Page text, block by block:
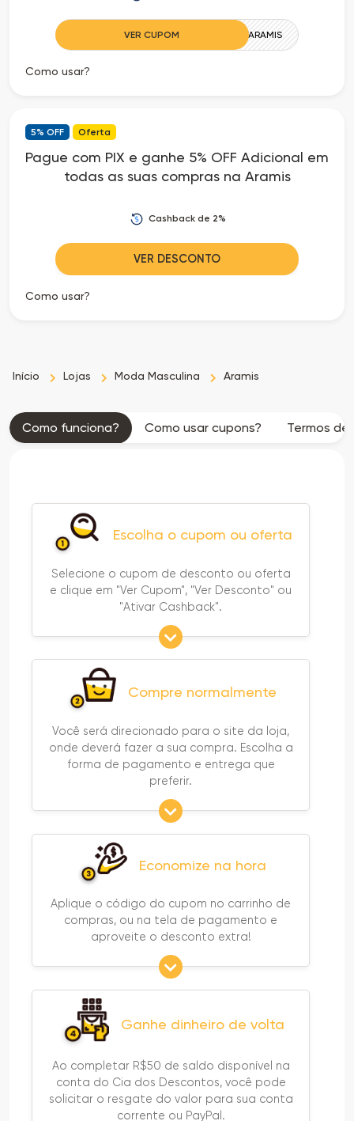
VER CUPOM BESTFRIDAYARAMIS
Como usar?
5% OFF Oferta
Pague com PIX e ganhe 5% OFF Adicional em
todas as suas compras na Aramis
Cashback de 2%
VER DESCONTO
Como usar?
Início Lojas Moda Masculina Aramis
Como funciona? Como usar cupons? Termos de
Escolha o cupom ou oferta
Selecione o cupom de desconto ou oferta
e clique em "Ver Cupom", "Ver Desconto" ou
"Ativar Cashback".
Compre normalmente
Você será direcionado para o site da loja,
onde deverá fazer a sua compra. Escolha a
forma de pagamento e entrega que
preferir.
Economize na hora
Aplique o código do cupom no carrinho de
compras, ou na tela de pagamento e
aproveite o desconto extra!
Ganhe dinheiro de volta
Ao completar R$50 de saldo disponível na
conta do Cia dos Descontos, você pode
solicitar o resgate do valor para sua conta
corrente ou PayPal.